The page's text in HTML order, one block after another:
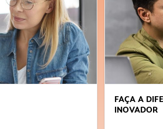
FAÇA A
INOVADOR